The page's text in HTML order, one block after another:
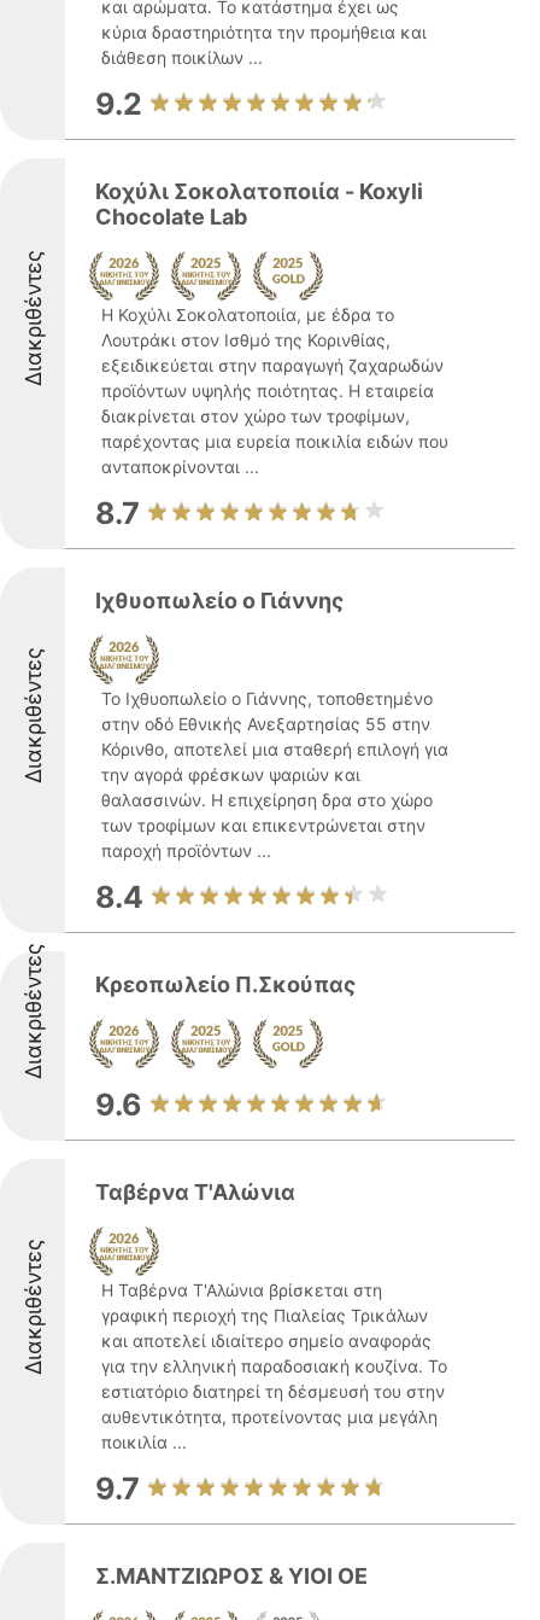
και αρώματα. Το κατάστημα έχει ως
κύρια δραστηριότητα την προμήθεια και
διάθεση ποικίλων ...
9.2
Διακριθέντες
Κοχύλι Σοκολατοποιία - Koxyli
Chocolate Lab
Η Κοχύλι Σοκολατοποιία, με έδρα το
Λουτράκι στον Ισθμό της Κορινθίας,
εξειδικεύεται στην παραγωγή ζαχαρωδών
προϊόντων υψηλής ποιότητας. Η εταιρεία
διακρίνεται στον χώρο των τροφίμων,
παρέχοντας μια ευρεία ποικιλία ειδών που
ανταποκρίνονται ...
8.7
Διακριθέντες
Ιχθυοπωλείο ο Γιάννης
Το Ιχθυοπωλείο ο Γιάννης, τοποθετημένο
στην οδό Εθνικής Ανεξαρτησίας 55 στην
Κόρινθο, αποτελεί μια σταθερή επιλογή για
την αγορά φρέσκων ψαριών και
θαλασσινών. Η επιχείρηση δρα στο χώρο
των τροφίμων και επικεντρώνεται στην
παροχή προϊόντων ...
8.4
Διακριθέντες Κρεοπωλείο Π.Σκούπας
9.6
Διακριθέντες
Ταβέρνα Τ'Αλώνια
Η Ταβέρνα Τ'Αλώνια βρίσκεται στη
γραφική περιοχή της Πιαλείας Τρικάλων
και αποτελεί ιδιαίτερο σημείο αναφοράς
για την ελληνική παραδοσιακή κουζίνα. Το
εστιατόριο διατηρεί τη δέσμευσή του στην
αυθεντικότητα, προτείνοντας μια μεγάλη
ποικιλία ...
9.7
Σ.ΜΑΝΤΖΙΩΡΟΣ & ΥΙΟΙ ΟΕ